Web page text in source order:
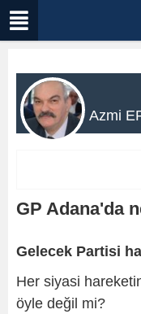
Azmi
GP Adana'da
Gelecek Partisi
Her siyasi
öyle değil mi?